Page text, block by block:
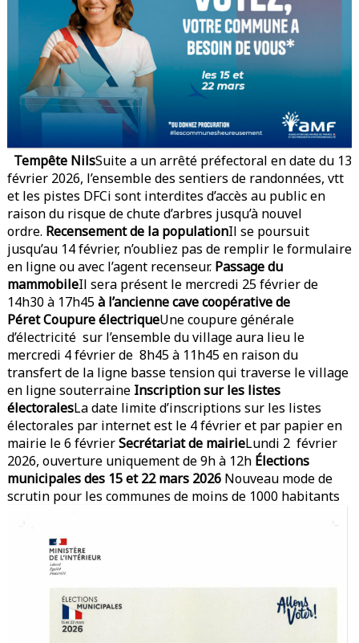
Tempête NilsSuite a un arrêté préfectoral en date du 13
février 2026, l’ensemble des sentiers de randonnées, vtt
et les pistes DFCi sont interdites d’accès au public en
raison du risque de chute d’arbres jusqu’à nouvel
ordre. Recensement de la populationIl se poursuit
jusqu’au 14 février, n’oubliez pas de remplir le formulaire
en ligne ou avec l’agent recenseur. Passage du
mammobileIl sera présent le mercredi 25 février de
14h30 à 17h45à l’ancienne cave coopérative de
PéretCoupure électriqueUne coupure générale
d’électricité sur l’ensemble du village aura lieu le
mercredi 4 février de 8h45 à 11h45 en raison du
transfert de la ligne basse tension qui traverse le village
en ligne souterraine Inscription sur les listes
électoralesLa date limite d’inscriptions sur les listes
électorales par internet est le 4 février et par papier en
mairie le 6 févrierSecrétariat de mairieLundi 2 février
2026, ouverture uniquement de 9h à 12h Élections
municipales des 15 et 22 mars 2026Nouveau mode de
scrutin pour les communes de moins de 1000 habitants